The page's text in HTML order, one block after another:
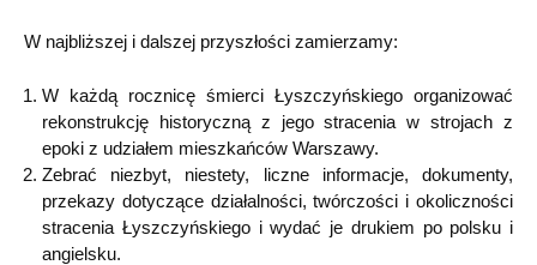
W najbliższej i dalszej przyszłości zamierzamy:
W każdą rocznicę śmierci Łyszczyńskiego organizować
rekonstrukcję historyczną z jego stracenia w strojach z
epoki z udziałem mieszkańców Warszawy.
Zebrać niezbyt, niestety, liczne informacje, dokumenty,
przekazy dotyczące działalności, twórczości i okoliczności
stracenia Łyszczyńskiego i wydać je drukiem po polsku i
angielsku.